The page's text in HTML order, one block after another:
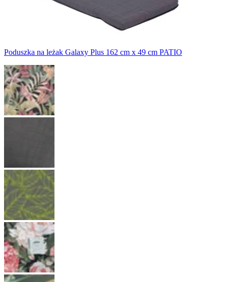
Poduszka na leżak Galaxy Plus 162 cm x 49 cm PATIO